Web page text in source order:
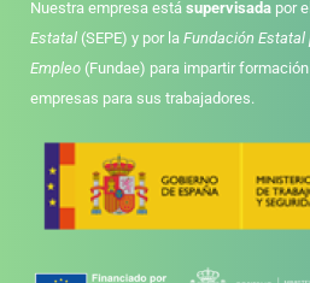
Nuestra empresa está supervisada por el
Estatal (SEPE) y por la Fundación Estatal
Empleo (Fundae) para impartir
empresas para sus trabajadores.